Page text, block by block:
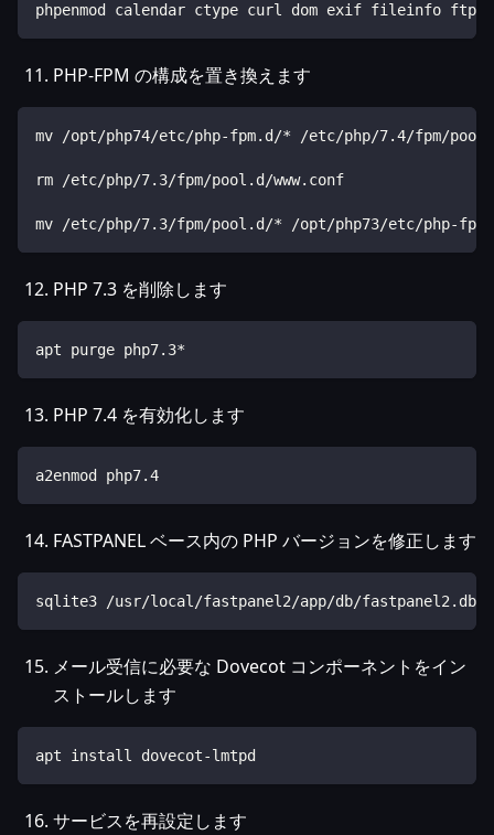
phpenmod calendar ctype curl dom exif fileinfo ftp gd
PHP-FPM の構成を置き換えます
mv /opt/php74/etc/php-fpm.d/* /etc/php/7.4/fpm/
rm /etc/php/7.3/fpm/pool.d/www.conf
mv /etc/php/7.3/fpm/pool.d/* /opt/php73/etc/php-
PHP 7.3 を削除します
apt purge php7.3*
PHP 7.4 を有効化します
a2enmod php7.4
FASTPANEL ベース内の PHP バージョンを修正します
sqlite3 /usr/local/fastpanel2/app/db/fastpanel2.db
メール受信に必要な Dovecot コンポーネントをイン
ストールします
apt install dovecot-lmtpd
サービスを再設定します